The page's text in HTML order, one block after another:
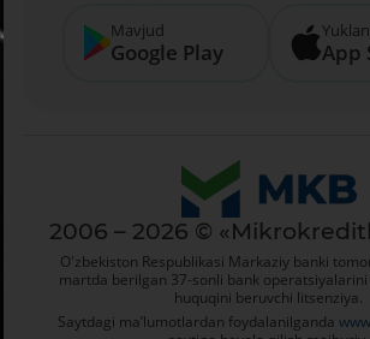
Mavjud
Google Play App
2006 – 2026 ©
O'zbekiston Respublikasi Markaziy banki
martda berilgan 37-sonli bank
huquqini beruvchi litsenziya.
Saytdagi ma’lumotlardan foydalanilganda